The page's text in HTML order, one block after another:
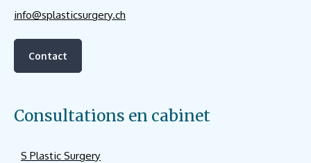
info@splasticsurgery.ch
Contact
Consultations en cabinet
S Plastic Surgery